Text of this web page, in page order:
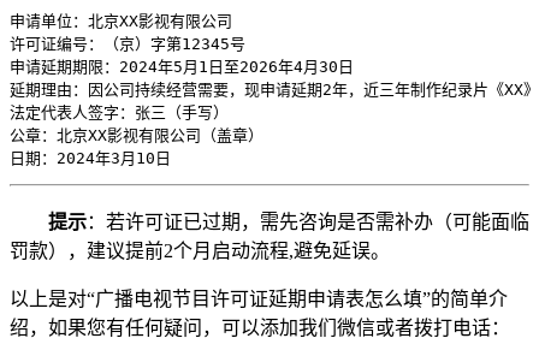
申请单位：北京XX影视有限公司
许可证编号：（京）字第12345号
申请延期期限：2024年5月1日至2026年4月30日
延期理由：因公司持续经营需要，现申请延期2年，近三年制作纪录片《
法定代表人签字：张三（手写）
公章：北京XX影视有限公司（盖章）
日期：2024年3月10日
提示：若许可证已过期，需先咨询是否需补办（可能面临
罚款），建议提前2个月启动流程,避免延误。
以上是对“广播电视节目许可证延期申请表怎么填”的简单介
绍，如果您有任何疑问，可以添加我们微信或者拨打电话：